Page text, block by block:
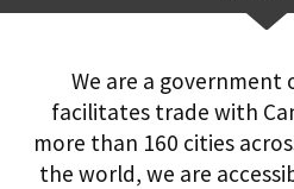
We are a
facilitates trade with
more than 160 cities
the world, we are